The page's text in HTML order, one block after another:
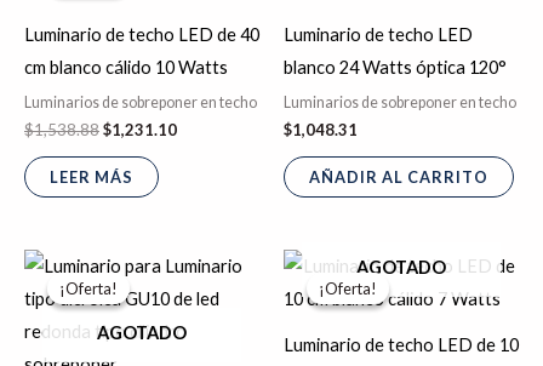
Luminario de techo LED de 40
cm blanco cálido 10 Watts
Luminarios de sobreponer en techo
$1,538.88
$1,538.88.
$1,231.10
$1,231.10.
LEER MÁS
Luminario de techo LED
blanco 24 Watts óptica 120°
Luminarios de sobreponer en techo
$1,048.31
AÑADIR AL CARRITO
¡Oferta!
AGOTADO
¡Oferta!
precio
original
$365.94.
precio
actual
$292.75.
¡Oferta!
AGOTADO
¡Oferta!
Luminario de techo LED de 10
El
precio
original
$1,078.96.
El
precio
actual
$863.17.